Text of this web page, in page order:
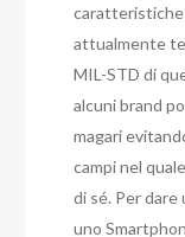
caratteristiche
attualmente
MIL-STD di
alcuni brand
magari
campi nel
di sé. Per
uno